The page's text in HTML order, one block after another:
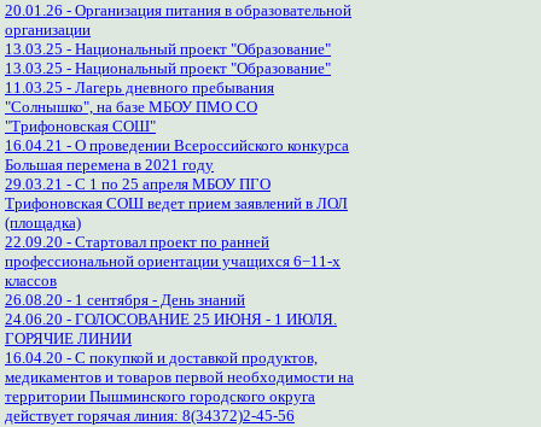
20.01.26 - Организация питания в образовательной
организации
13.03.25 - Национальный проект "Образование"
13.03.25 - Национальный проект "Образование"
11.03.25 - Лагерь дневного пребывания
"Солнышко", на базе МБОУ ПМО СО
"Трифоновская СОШ"
16.04.21 - О проведении Всероссийского конкурса
Большая перемена в 2021 году
29.03.21 - С 1 по 25 апреля МБОУ ПГО
Трифоновская СОШ ведет прием заявлений в ЛОЛ
(площадка)
22.09.20 - Стартовал проект по ранней
профессиональной ориентации учащихся 6−11-х
классов
26.08.20 - 1 сентября - День знаний
24.06.20 - ГОЛОСОВАНИЕ 25 ИЮНЯ - 1 ИЮЛЯ.
ГОРЯЧИЕ ЛИНИИ
16.04.20 - С покупкой и доставкой продуктов,
медикаментов и товаров первой необходимости на
территории Пышминского городского округа
действует горячая линия: 8(34372)2-45-56